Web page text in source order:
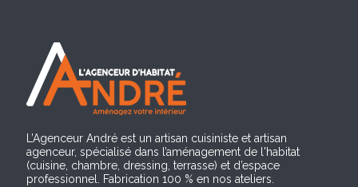
L’Agenceur André est un artisan cuisiniste et artisan
agenceur, spécialisé dans l’aménagement de l'habitat
(cuisine, chambre, dressing, terrasse) et d’espace
professionnel. Fabrication 100 % en nos ateliers.